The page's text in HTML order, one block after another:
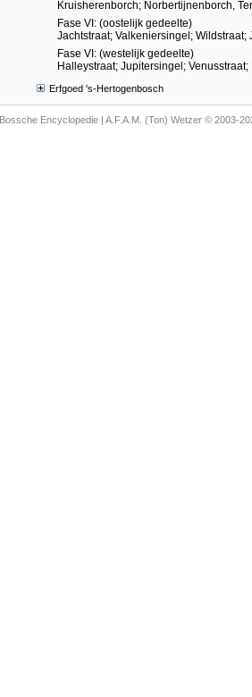
Kruisherenborch; Norbertijnenborch,
Fase VI: (oostelijk gedeelte)
Jachtstraat; Valkeniersingel;
Fase VI: (westelijk gedeelte)
Halleystraat; Jupitersingel;
Erfgoed 's-Hertogenbosch
Bossche Encyclopedie | A.F.A.M. (Ton) Wetzer © 2003-